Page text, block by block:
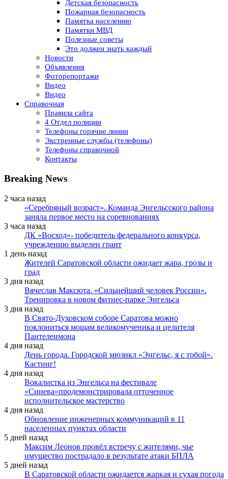
Детская безопасность
Пожарная безопасность
Памятка населению
Памятки МВД
Полезные советы
Это должен знать каждый
Новости
Объявления
Фоторепортажи
Видео
Видео
Справочная
Правила сайта
4 Отдел полиции
Телефоны горячие линии
Экстренные службы (телефоны)
Телефоны справочной
Контакты
Breaking News
2 часа назад
«Серебряный возраст». Команда Энгельсского района
заняла первое место на соревнованиях
3 часа назад
ДК «Восход»- победитель федерального конкурса,
учреждению выделен грант
1 день назад
Жителей Саратовской области ожидает жара, грозы и
град
3 дня назад
Вячеслав Максюта. «Сильнейший человек России».
Тренировка в новом фитнес-парке Энгельса
3 дня назад
В Свято-Духовском соборе Саратова можно
поклониться мощам великомученика и целителя
Пантелеимона
4 дня назад
День города. Городской мюзикл «Энгельс, я с тобой».
Кастинг!
4 дня назад
Вокалистка из Энгельса на фестивале
«Синева»продемонстрировала отточенное
исполнительское мастерство
4 дня назад
Обновление инженерных коммуникаций в 11
населенных пунктах области
5 дней назад
Максим Леонов провёл встречу с жителями, чье
имущество пострадало в результате атаки БПЛА
5 дней назад
В Саратовской области ожидается жаркая и сухая погода